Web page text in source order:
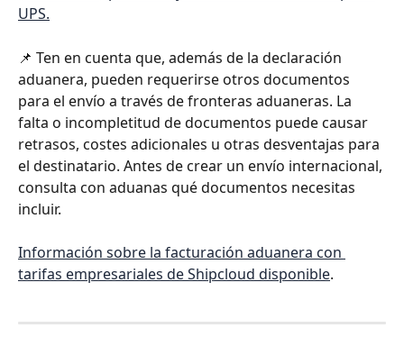
UPS.
📌 Ten en cuenta que, además de la declaración
aduanera, pueden requerirse otros documentos
para el envío a través de fronteras aduaneras. La
falta o incompletitud de documentos puede causar
retrasos, costes adicionales u otras desventajas para
el destinatario. Antes de crear un envío internacional,
consulta con aduanas qué documentos necesitas
incluir.
Información sobre la facturación aduanera con
tarifas empresariales de Shipcloud disponible.